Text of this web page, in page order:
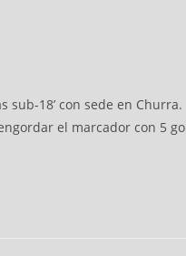
sub-18’ con sede en Churra.
el marcador con 5